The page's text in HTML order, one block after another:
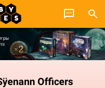
Officers